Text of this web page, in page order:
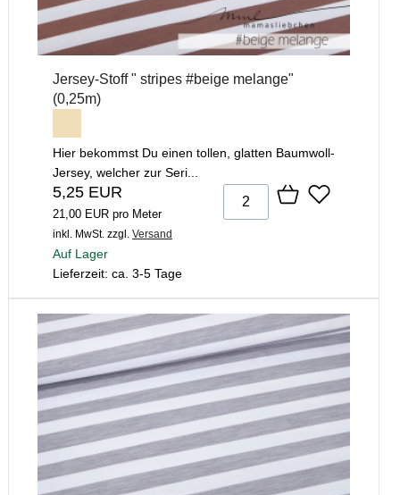
Jersey-Stoff " stripes #beige melange"
(0,25m)
Hier bekommst Du einen tollen, glatten Baumwoll-
Jersey, welcher zur Seri...
5,25 EUR
21,00 EUR pro Meter
inkl. MwSt. zzgl. Versand
Auf Lager
Lieferzeit: ca. 3-5 Tage